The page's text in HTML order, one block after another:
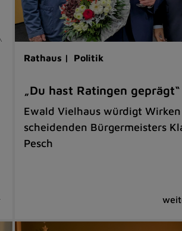
Rathaus | Politik
„Du hast Ratingen geprägt“
Ewald Vielhaus würdigt
scheidenden Bürgermeisters
Pesch